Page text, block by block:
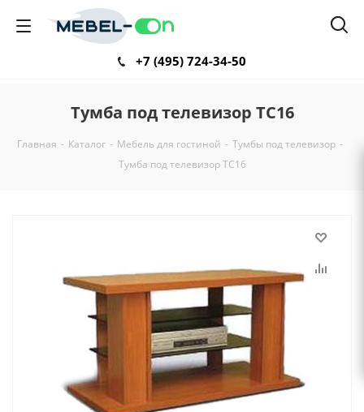
+7 (495) 724-34-50
Тумба под телевизор ТС16
Главная - Каталог - Мебель для гостиной - Тумбы под телевизор -
Тумба под телевизор ТС16